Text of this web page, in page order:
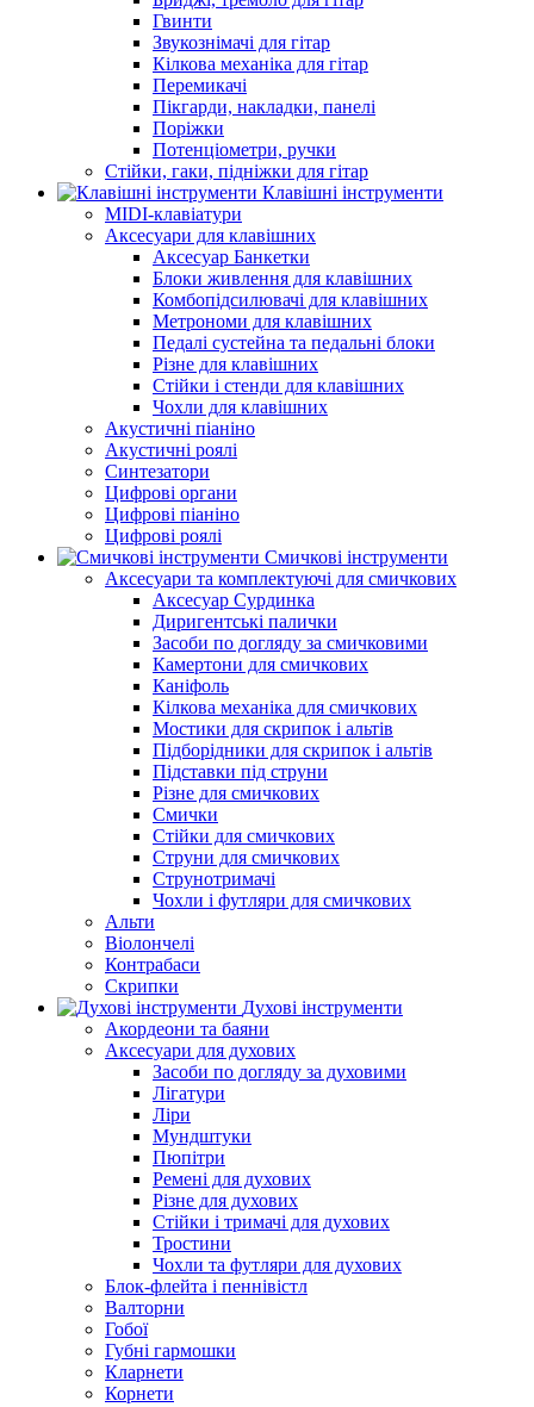
Гвинти
Звукознімачі для гітар
Кілкова механіка для гітар
Перемикачі
Пікгарди, накладки, панелі
Поріжки
Потенціометри, ручки
Стійки, гаки, підніжки для гітар
Клавішні інструменти
MIDI-клавіатури
Аксесуари для клавішних
Аксесуар Банкетки
Блоки живлення для клавішних
Комбопідсилювачі для клавішних
Метрономи для клавішних
Педалі сустейна та педальні блоки
Різне для клавішних
Стійки і стенди для клавішних
Чохли для клавішних
Акустичні піаніно
Акустичні роялі
Синтезатори
Цифрові органи
Цифрові піаніно
Цифрові роялі
Смичкові інструменти
Аксесуари та комплектуючі для смичкових
Аксесуар Сурдинка
Диригентські палички
Засоби по догляду за смичковими
Камертони для смичкових
Каніфоль
Кілкова механіка для смичкових
Мостики для скрипок і альтів
Підборiдники для скрипок і альтів
Підставки під струни
Різне для смичкових
Смички
Стійки для смичкових
Струни для смичкових
Струнотримачі
Чохли і футляри для смичкових
Альти
Віолончелі
Контрабаси
Скрипки
Духові інструменти
Акордеони та баяни
Аксесуари для духових
Засоби по догляду за духовими
Лігатури
Ліри
Мундштуки
Пюпітри
Ремені для духових
Різне для духових
Стійки і тримачі для духових
Тростини
Чохли та футляри для духових
Блок-флейта і пеннівістл
Валторни
Гобої
Губні гармошки
Кларнети
Корнети